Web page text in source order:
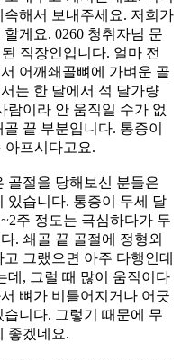
해서 보내주세요. 저희가
게요. 0260 청취자님 문
직장인입니다. 얼마 전
어깨쇄골뼈에 가벼운 골
는 한 달에서 석 달가량
람이라 안 움직일 수가 없
끝 부분입니다. 통증이
아프시다고요.
절을 당해보신 분들은
있습니다. 통증이 두세 달
주 정도는 극심하다가 두
. 쇄골 끝 골절에 정형외
그랬으면 아주 다행인데
데, 그럴 때 많이 움직이다
뼈가 비틀어지거나 어긋
니다. 그렇기 때문에 무
좋겠네요.